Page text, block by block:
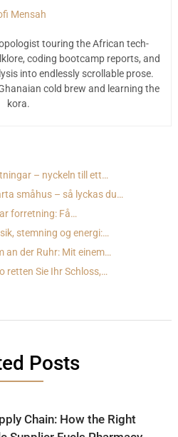
Mensah
touring the African tech-
coding bootcamp reports, and
into endlessly scrollable prose.
cold brew and learning the
kora.
– nyckeln till ett…
småhus – så lyckas du…
forretning: Få…
stemning og energi:…
an der Ruhr: Mit einem…
retten Sie Ihr Schloss,…
Posts
Chain: How the Right